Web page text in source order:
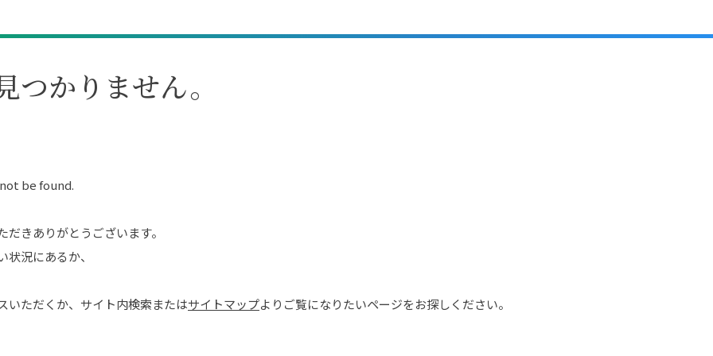
かりません。
be found.
きありがとうございます。
況にあるか、
いただくか、サイト内検索またはサイトマップよりご覧になりたいページをお探しください。